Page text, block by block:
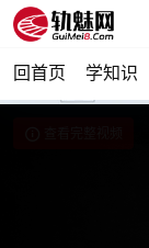
回首页 学知识